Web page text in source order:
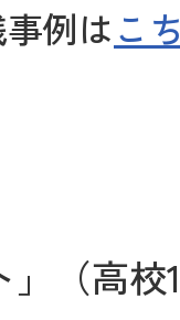
例はこ
」（高